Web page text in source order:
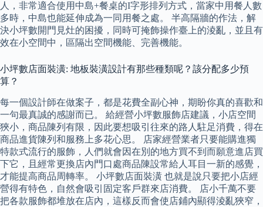
人，非常適合使用中島+餐桌的I字形排列方式，當家中用餐人數
多時，中島也能延伸成為一同用餐之處。 半高隔牆的作法，解
決小坪數開門見灶的困擾，同時可掩飾操作臺上的淩亂，並且有
效在小空間中，區隔出空間機能、完善機能。
小坪數店面裝潢: 地板裝潢設計有那些種類呢？該分配多少預
算？
每一個設計師在做案子，都是花費全副心神，期盼你真的喜歡和
一句最真誠的感謝而已。 給經營小坪數服飾店建議，小店空間
狹小，商品陳列有限，因此要想吸引往來的路人駐足消費，得在
商品進貨陳列和服務上多花心思。 店家經營業者只要能購進獨
特款式流行的服飾，人們就會因在別的地方買不到而願意進店買
下它，且經常更換店內門口處商品陳設常給人耳目一新的感覺，
才能提高商品周轉率。 小坪數店面裝潢 也就是說只要把小店經
營得有特色，自然會吸引固定客戶群來店消費。 店小千萬不要
把各款服飾都堆放在店內，這樣反而會使店鋪內顯得淩亂狹窄，